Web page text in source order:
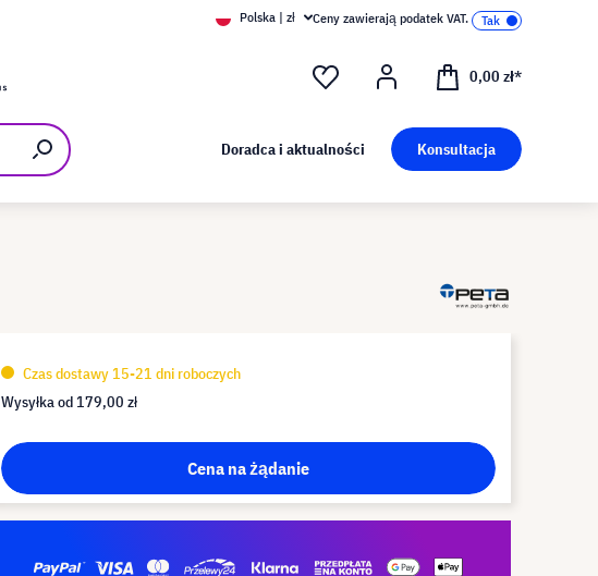
Polska | zł Ceny zawierają podatek VAT.
0,00 zł*
Doradca i aktualności Konsultacja
Czas dostawy 15-21 dni roboczych
Wysyłka od 179,00 zł
Cena na żądanie